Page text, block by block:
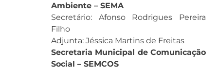
Ambiente – SEMA
Secretário: Afonso Rodrigues Pereira
Filho
Adjunta: Jéssica Martins de Freitas
Secretaria Municipal de Comunicação
Social – SEMCOS